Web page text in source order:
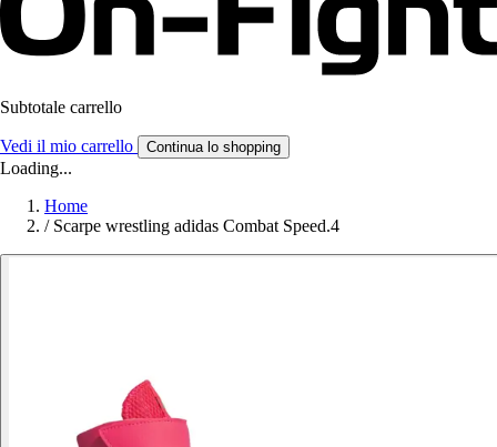
Subtotale carrello
Vedi il mio carrello Continua lo shopping
Loading...
Home
/ Scarpe wrestling adidas Combat Speed.4